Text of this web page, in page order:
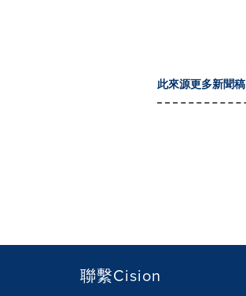
此來源更多新聞稿
聯繫Cision